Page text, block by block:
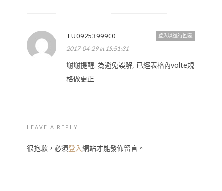
登入以進行回覆
TU0925399900
2017-04-29 at 15:51:31
謝謝提醒. 為避免誤解, 已經表格內volte規
格做更正
LEAVE A REPLY
很抱歉，必須登入網站才能發佈留言。